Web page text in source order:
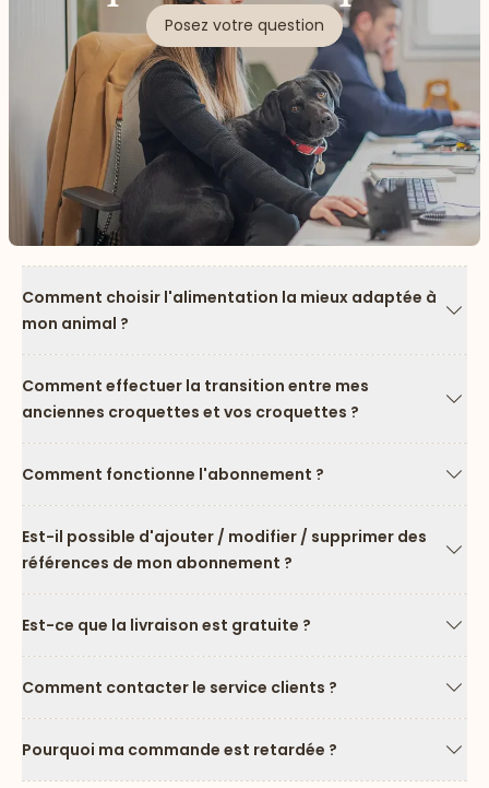
Posez votre question
Comment choisir l'alimentation la mieux adaptée à
mon animal ?
Comment effectuer la transition entre mes
anciennes croquettes et vos croquettes ?
Comment fonctionne l'abonnement ?
Est-il possible d'ajouter / modifier / supprimer des
références de mon abonnement ?
Est-ce que la livraison est gratuite ?
Comment contacter le service clients ?
Pourquoi ma commande est retardée ?